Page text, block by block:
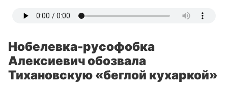
Нобелевка-русофобка
Алексиевич обозвала
Тихановскую «беглой кухаркой»